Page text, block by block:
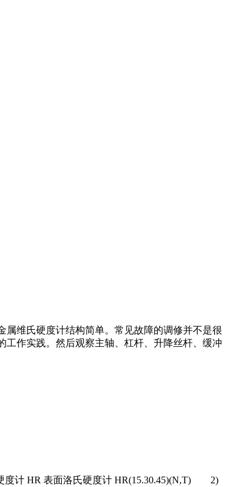
维氏硬度计结构简单。常见故障的调修并不是很
作实践。然后观察主轴、杠杆、升降丝杆、缓冲
HR 表面洛氏硬度计 HR(15.30.45)(N,T) 2)